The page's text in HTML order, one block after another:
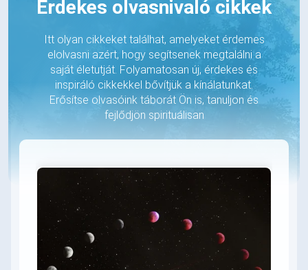
Érdekes olvasnivaló cikkek
Itt olyan cikkeket találhat, amelyeket érdemes
elolvasni azért, hogy segítsenek megtalálni a
saját életutját. Folyamatosan új, érdekes és
inspiráló cikkekkel bővítjük a kínálatunkat.
Erősítse olvasóink táborát Ön is, tanuljon és
fejlődjön spirituálisan